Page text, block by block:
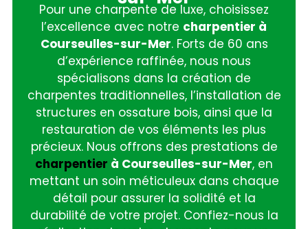
Pour une charpente de luxe, choisissez
l’excellence avec notre charpentier à
Courseulles-sur-Mer. Forts de 60 ans
d’expérience raffinée, nous nous
spécialisons dans la création de
charpentes traditionnelles, l’installation de
structures en ossature bois, ainsi que la
restauration de vos éléments les plus
précieux. Nous offrons des prestations de
charpentier à Courseulles-sur-Mer, en
mettant un soin méticuleux dans chaque
détail pour assurer la solidité et la
durabilité de votre projet. Confiez-nous la